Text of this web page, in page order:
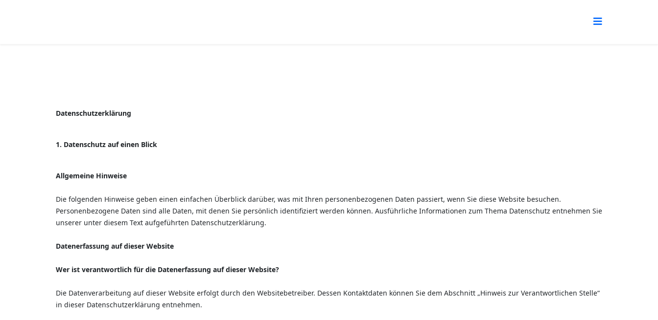
Datenschutzerklärung
1. Datenschutz auf einen Blick
Allgemeine Hinweise
Die folgenden Hinweise geben einen einfachen Überblick darüber, was mit Ihren personenbezogenen Daten passiert, wenn Sie diese Website besuchen.
Personenbezogene Daten sind alle Daten, mit denen Sie persönlich identifiziert werden können. Ausführliche Informationen zum Thema Datenschutz entnehmen Sie
unserer unter diesem Text aufgeführten Datenschutzerklärung.
Datenerfassung auf dieser Website
Wer ist verantwortlich für die Datenerfassung auf dieser Website?
Die Datenverarbeitung auf dieser Website erfolgt durch den Websitebetreiber. Dessen Kontaktdaten können Sie dem Abschnitt „Hinweis zur Verantwortlichen Stelle“
in dieser Datenschutzerklärung entnehmen.